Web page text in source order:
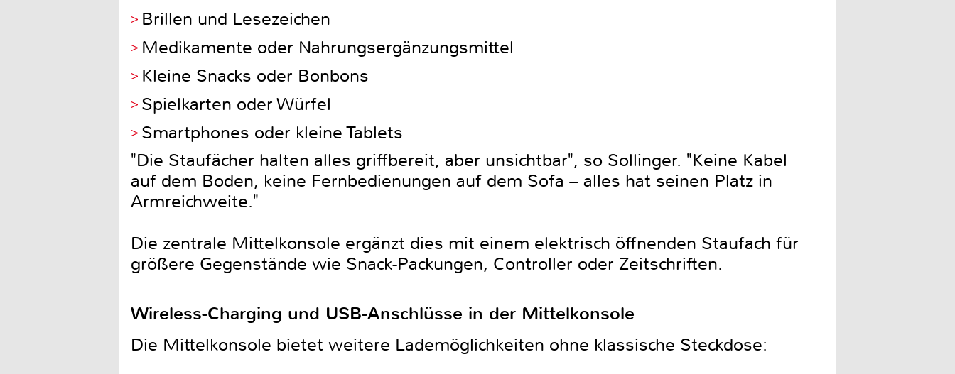
Brillen und Lesezeichen
Medikamente oder Nahrungsergänzungsmittel
Kleine Snacks oder Bonbons
Spielkarten oder Würfel
Smartphones oder kleine Tablets
"Die Staufächer halten alles griffbereit, aber unsichtbar", so Sollinger. "Keine Kabel
auf dem Boden, keine Fernbedienungen auf dem Sofa – alles hat seinen Platz in
Armreichweite."
Die zentrale Mittelkonsole ergänzt dies mit einem elektrisch öffnenden Staufach für
größere Gegenstände wie Snack-Packungen, Controller oder Zeitschriften.
Wireless-Charging und USB-Anschlüsse in der Mittelkonsole
Die Mittelkonsole bietet weitere Lademöglichkeiten ohne klassische Steckdose: